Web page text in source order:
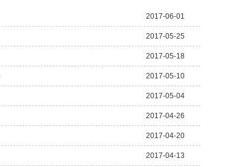
2017-06-01
2017-05-25
2017-05-18
2017-05-10
2017-05-04
2017-04-26
2017-04-20
2017-04-13